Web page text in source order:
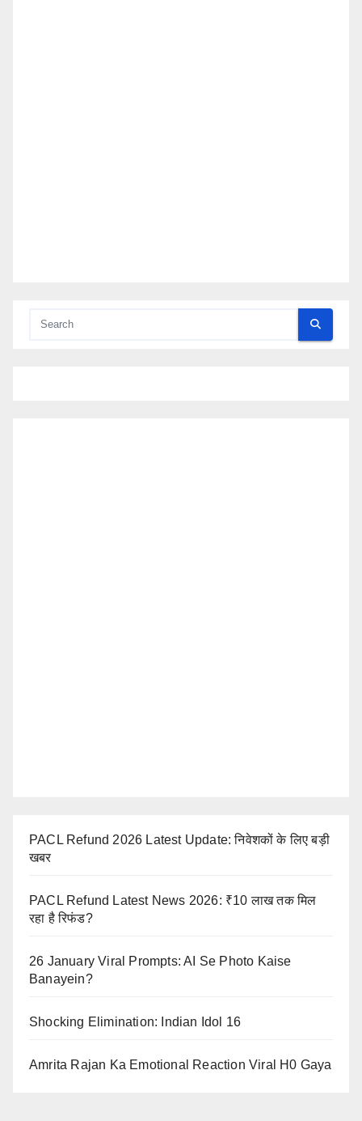
PACL Refund 2026 Latest Update: निवेशकों के लिए बड़ी
खबर
PACL Refund Latest News 2026: ₹10 लाख तक मिल
रहा है रिफंड?
26 January Viral Prompts: AI Se Photo Kaise
Banayein?
Shocking Elimination: Indian Idol 16
Amrita Rajan Ka Emotional Reaction Viral H0 Gaya